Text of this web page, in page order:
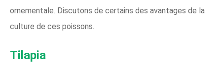
ornementale. Discutons de certains des avantages de la
culture de ces poissons.
Tilapia